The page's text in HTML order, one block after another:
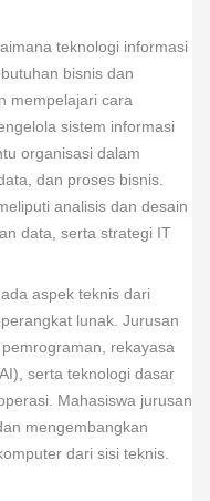
teknologi informasi
bisnis dan
mempelajari cara
sistem informasi
organisasi dalam
dan proses bisnis.
analisis dan desain
data, serta strategi IT
aspek teknis dari
lunak. Jurusan
rekayasa
serta teknologi dasar
Mahasiswa jurusan
mengembangkan
dari sisi teknis.